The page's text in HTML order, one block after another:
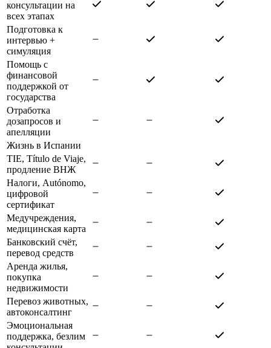
консультации на
всех этапах
Подготовка к
интервью +
симуляция
Помощь с
финансовой
поддержкой от
государства
Отработка
дозапросов и
апелляции
Жизнь в Испании
TIE, Título de Viaje,
продление ВНЖ
Налоги, Autónomo,
цифровой
сертификат
Медучреждения,
медицинская карта
Банковский счёт,
перевод средств
Аренда жилья,
покупка
недвижимости
Перевоз животных,
автоконсалтинг
Эмоциональная
поддержка, безлим